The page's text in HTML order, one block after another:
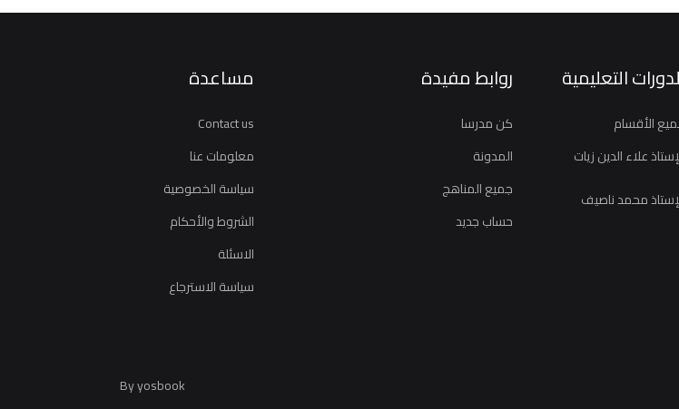
التعليمية
الأقسام
علاء الدين زيات
محمد ناصيف
روابط مفيدة
كن مدرسا
المدونة
جميع المناهج
حساب جديد
مساعدة
Contact us
معلومات عنا
سياسة الخصوصية
الشروط والأحكام
الاسئلة
سياسة الاسترجاع
By yosbook